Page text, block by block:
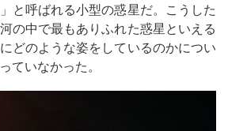
と呼ばれる小型の惑星だ。こうした
の中で最もありふれた惑星といえる
どのような姿をしているのかについ
ていなかった。